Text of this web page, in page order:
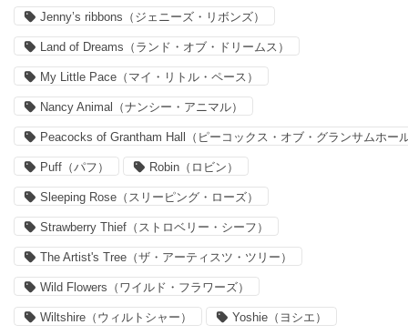
Jenny’s ribbons（ジェニーズ・リボンズ）
Land of Dreams（ランド・オブ・ドリームス）
My Little Pace（マイ・リトル・ペース）
Nancy Animal（ナンシー・アニマル）
Peacocks of Grantham Hall（ピーコックス・オブ・グランサムホー
Puff（パフ） Robin（ロビン）
Sleeping Rose（スリーピング・ローズ）
Strawberry Thief（ストロベリー・シーフ）
The Artist's Tree（ザ・アーティスツ・ツリー）
Wild Flowers（ワイルド・フラワーズ）
Wiltshire（ウィルトシャー） Yoshie（ヨシエ）